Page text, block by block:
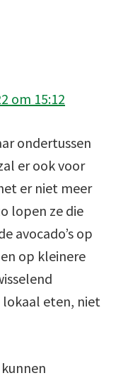
om 15:12
ondertussen
er ook voor
er niet meer
lopen ze die
avocado’s op
op kleinere
lokaal eten, niet